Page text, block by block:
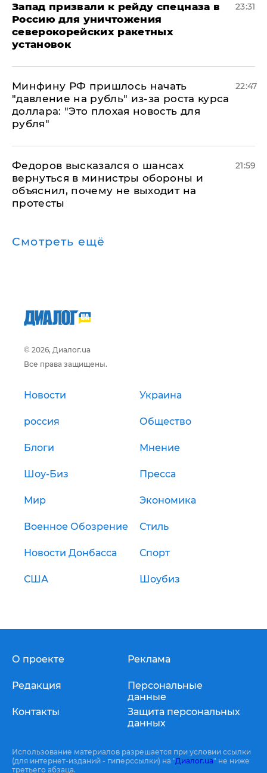
Запад призвали к рейду спецназа в
Россию для уничтожения
северокорейских ракетных
установок
23:31
Минфину РФ пришлось начать
"давление на рубль" из-за роста курса
доллара: "Это плохая новость для
рубля"
22:47
Федоров высказался о шансах
вернуться в министры обороны и
объяснил, почему не выходит на
протесты
21:59
Смотреть ещё
© 2026, Диалог.ua
Все права защищены.
Новости Украина
россия Общество
Блоги Мнение
Шоу-Биз Пресса
Мир Экономика
Военное Обозрение Стиль
Новости Донбасса Спорт
США Шоубиз
О проекте
Редакция
Контакты
Реклама
Персональные
данные
Защита персональных
данных
Использование материалов разрешается при условии ссылки
(для интернет-изданий - гиперссылки) на "Диалог.ua" не ниже
третьего абзаца.